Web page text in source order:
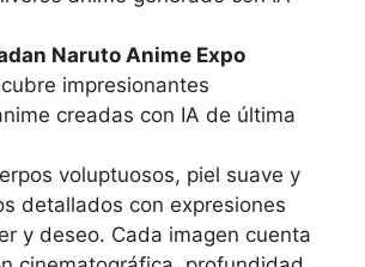
Naruto Anime Expo
impresionantes
creadas con IA de última
voluptuosos, piel suave y
detallados con expresiones
y deseo. Cada imagen cuenta